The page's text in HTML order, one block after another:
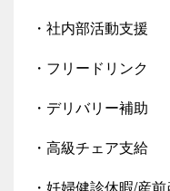
・社内部活動支援
・フリードリンク
・デリバリー補助
・高級チェア支給